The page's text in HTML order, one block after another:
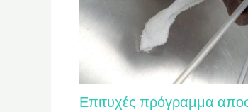
Επιτυχές πρόγραμμα